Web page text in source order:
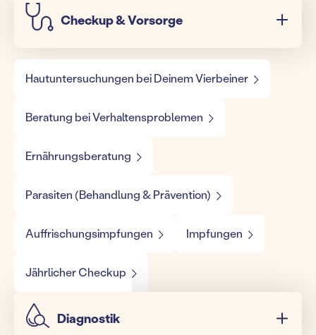
Checkup & Vorsorge
Hautuntersuchungen bei Deinem Vierbeiner
Beratung bei Verhaltensproblemen
Ernährungsberatung
Parasiten (Behandlung & Prävention)
Auffrischungsimpfungen Impfungen
Jährlicher Checkup
Diagnostik